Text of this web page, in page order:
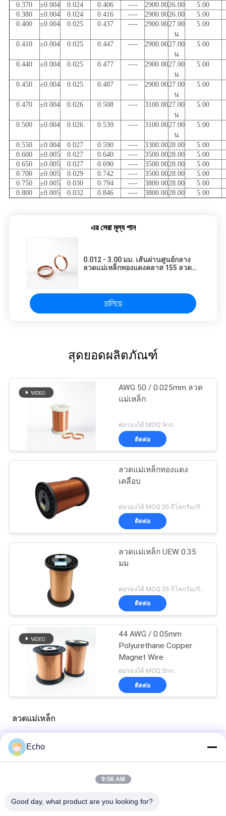
0.370
±0.004 0.024 0.406 ---- 2900.0026.00 5.00
0.380
±0.004 0.024 0.416 ---- 2900.0026.00 5.00
0.400
±0.004 0.025 0.437 ---- 2900.0027.00
น
5.00
0.410 ±0.004 0.025 0.447 ---- 2900.0027.00
น
5.00
0.440 ±0.004 0.025 0.477 ---- 2900.0027.00
น
5.00
0.450 ±0.004 0.025 0.487 ---- 2900.0027.00
น
5.00
0.470 ±0.004 0.026 0.508 ---- 3100.0027.00
น
5.00
0.500 ±0.004 0.026 0.539 ---- 3100.0027.00
น
5.00
0.550 ±0.004 0.027 0.590 ---- 3300.0028.00
5.00
0.600
±0.005 0.027 0.640 ---- 3500.0028.00
5.00
0.650
±0.005 0.027 0.690 ---- 3500.0028.00
5.00
0.700
±0.005 0.029 0.742 ---- 3500.0028.00
5.00
0.750
±0.005 0.030 0.794 ---- 3800.0028.00
5.00
0.800
±0.005 0.032 0.846 ---- 3800.0028.00 5.00
এর সেরা মূল্য পান
0.012 - 3.00 มม. เส้นผ่านศูนย์กลาง
ลวดแม่เหล็กทองแดงคลาส 155 ลวด
চালিয়ে
สุดยอดผลิตภัณฑ์
AWG 50 / 0.025mm ลวด
แม่เหล็ก
ต่อรองได้ MOQ:5กก.
ติดต่อ
ลวดแม่เหล็กทองแดง
เคลือบ
ติดต่อ
ลวดแม่เหล็ก UEW 0.35
มม
ติดต่อ
44 AWG / 0.05mm
Polyurethane Copper
Magnet Wire
ต่อรองได้ MOQ:5กก.
ติดต่อ
ลวดแม่เหล็ก
ลวดแม่เหล็กโพลียูรีเทน 0.06 มม. ลวดเคลือบทองแดง
Echo
9:56 AM
Good day, what product are you looking for?